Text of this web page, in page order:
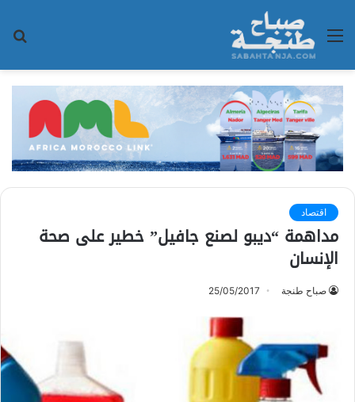
القائمة
اقتصاد
مداهمة “ديبو لصنع جافيل” خطير على صحة
الإنسان
صباح طنجة 25/05/2017